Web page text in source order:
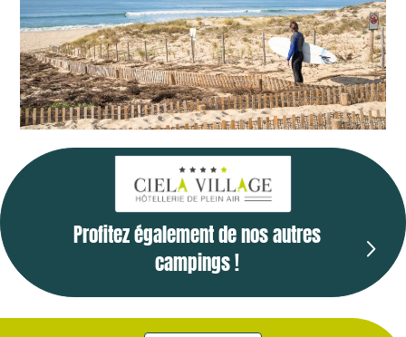
Profitez également de nos autres
campings !